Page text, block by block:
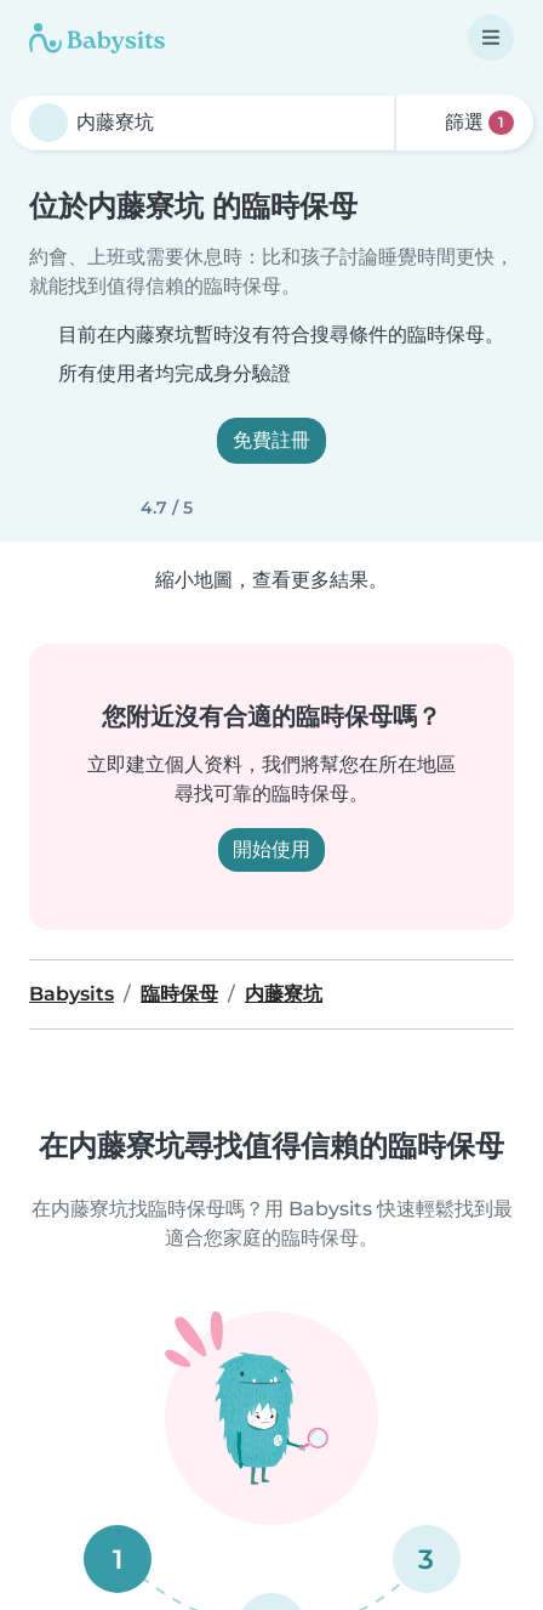
篩選 1
位於内藤寮坑 的臨時保母
約會、上班或需要休息時：比和孩子討論睡覺時間更快，
就能找到值得信賴的臨時保母。
目前在内藤寮坑暫時沒有符合搜尋條件的臨時保母。
所有使用者均完成身分驗證
免費註冊
4.7 / 5
縮小地圖，查看更多結果。
您附近沒有合適的臨時保母嗎？
立即建立個人资料，我們將幫您在所在地區
尋找可靠的臨時保母。
開始使用
Babysits 臨時保母 内藤寮坑
在内藤寮坑尋找值得信賴的臨時保母
在内藤寮坑找臨時保母嗎？用 Babysits 快速輕鬆找到最
適合您家庭的臨時保母。
1 3